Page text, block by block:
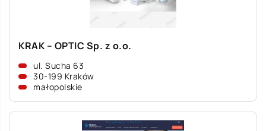
KRAK – OPTIC Sp. z o.o.
ul. Sucha 63
30-199 Kraków
małopolskie